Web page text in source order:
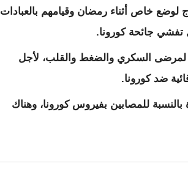
خاص أثناء رمضان وقيامهم بالعبادات
تفشي جائحة كورونا.
مقدما 10 نصائح طبية قيمة لمرضى السكري والضغط والقلب، لأجل
ضد كورونا.
للمصابين بفيروس كورونا، وهناك
الضغط